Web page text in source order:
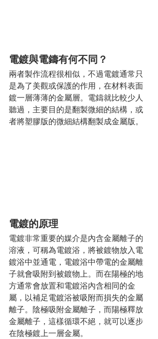
電鍍與電鑄有何不同？
兩者製作流程很相似，不過電鍍通常只
是為了美觀或保護的作用，在材料表面
鍍一層薄薄的金屬層。電鑄就比較少人
聽過，主要目的是翻製微細的結構，或
者將塑膠版的微細結構翻製成金屬版。
電鍍的原理
電鍍非常重要的媒介是內含金屬離子的
溶液，可稱為電鍍浴，將被鍍物放入電
鍍浴中並通電，電鍍浴中帶電的金屬離
子就會吸附到被鍍物上。而在陽極的地
方通常會放置和電鍍浴內含相同的金
屬，以補足電鍍浴被吸附而損失的金屬
離子。陰極吸附金屬離子，而陽極釋放
金屬離子，這樣循環不絕，就可以逐步
在陰極鍍上一層金屬。